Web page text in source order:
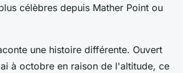
célèbres depuis Mather Point ou
une histoire différente. Ouvert
à octobre en raison de l'altitude, ce